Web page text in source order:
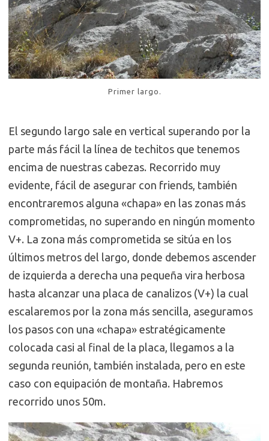
Primer largo.
El segundo largo sale en vertical superando por la
parte más fácil la línea de techitos que tenemos
encima de nuestras cabezas. Recorrido muy
evidente, fácil de asegurar con friends, también
encontraremos alguna «chapa» en las zonas más
comprometidas, no superando en ningún momento
V+. La zona más comprometida se sitúa en los
últimos metros del largo, donde debemos ascender
de izquierda a derecha una pequeña vira herbosa
hasta alcanzar una placa de canalizos (V+) la cual
escalaremos por la zona más sencilla, aseguramos
los pasos con una «chapa» estratégicamente
colocada casi al final de la placa, llegamos a la
segunda reunión, también instalada, pero en este
caso con equipación de montaña. Habremos
recorrido unos 50m.